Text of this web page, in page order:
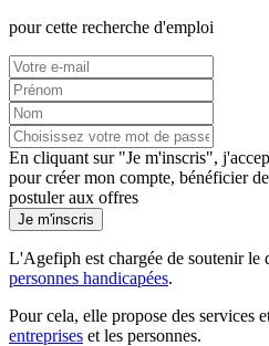
pour cette recherche d'emploi
En cliquant sur "Je m'inscris",
pour créer mon compte, bénéficier
postuler aux offres
Je m'inscris
L'Agefiph est chargée de soutenir le
personnes handicapées.
Pour cela, elle propose des services
entreprises et les personnes.